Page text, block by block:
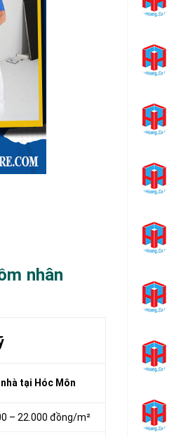
nhân
tại Hóc Môn
– 22.000 đồng/m²